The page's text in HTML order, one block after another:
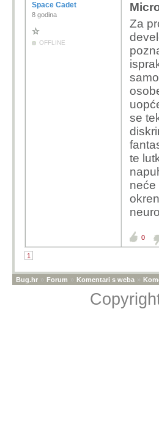
Space Cadet
8 godina
OFFLINE
Za
se
te
neće
0
1
Bug.hr » Forum » Komentari s weba »